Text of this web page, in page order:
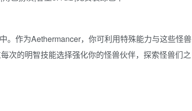
作为Aethermancer，你可利用特殊能力与这些怪兽
次的明智技能选择强化你的怪兽伙伴，探索怪兽们之